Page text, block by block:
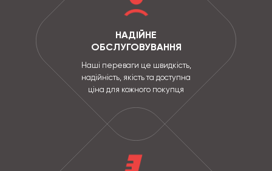
НАДІЙНЕ
ОБСЛУГОВУВАННЯ
Наші переваги це швидкість,
надійність, якість та доступна
ціна для кожного покупця